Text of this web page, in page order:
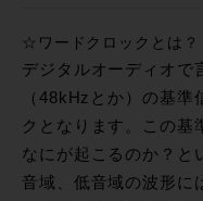
☆ワードクロックとは？
デジタルオーディオで
（48kHzとか）の基準
クとなります。この基
なにが起こるのか？と
音域、低音域の波形に